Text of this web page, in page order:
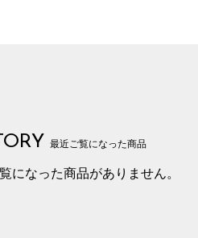
最近ご覧になった商品
になった商品がありません。